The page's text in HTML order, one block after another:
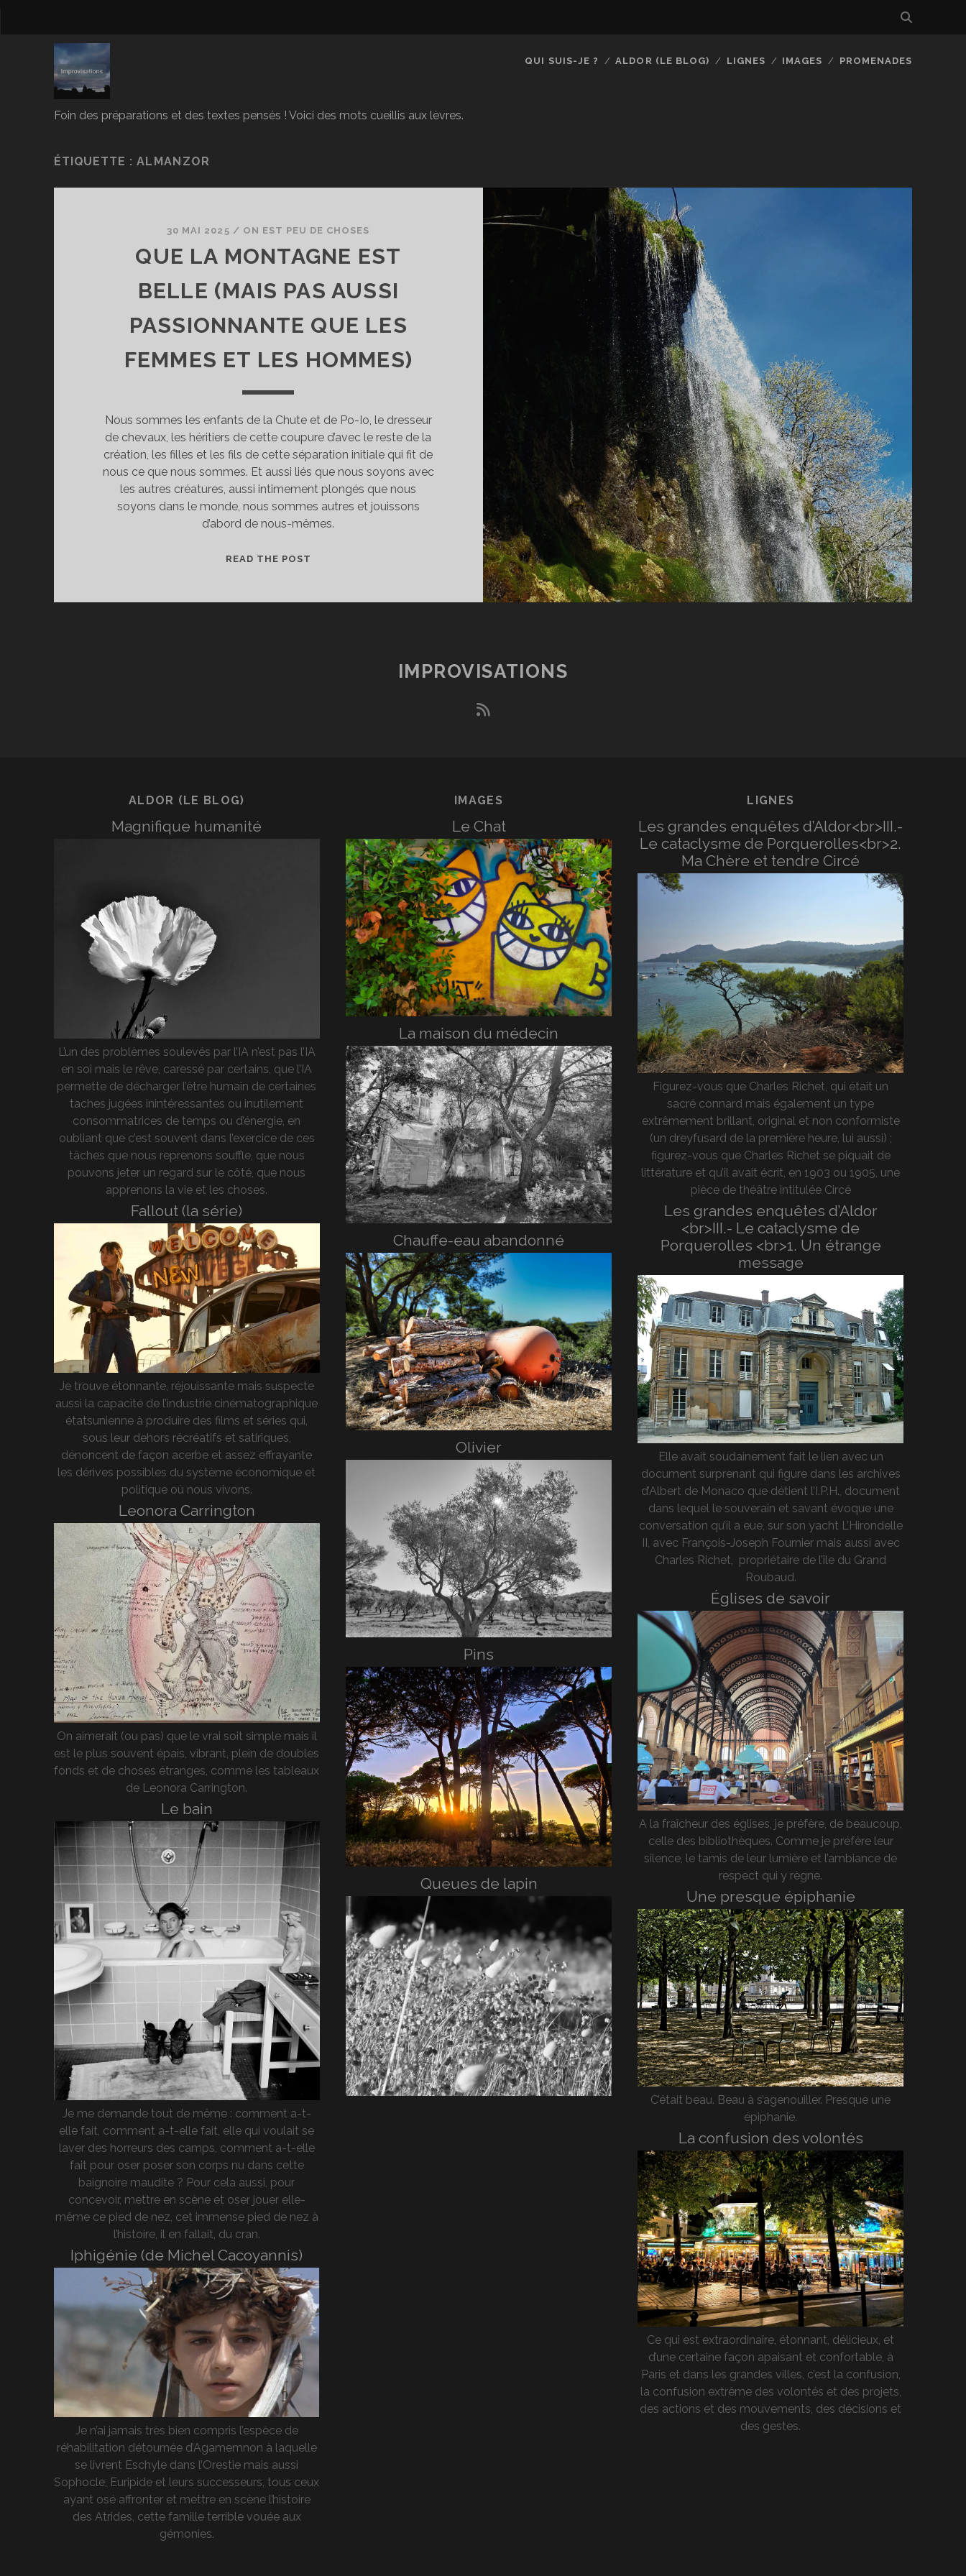
Foin des préparations et des textes pensés ! Voici des mots cueillis aux lèvres.
QUI SUIS-JE ? ALDOR (LE BLOG) LIGNES IMAGES PROMENADES
ÉTIQUETTE :ALMANZOR
30 MAI 2025 / ON EST PEU DE CHOSES
QUE LA MONTAGNE EST
BELLE (MAIS PAS AUSSI
PASSIONNANTE QUE LES
FEMMES ET LES HOMMES)
Nous sommes les enfants de la Chute et de Po-Io, le dresseur
de chevaux, les héritiers de cette coupure d’avec le reste de la
création, les filles et les fils de cette séparation initiale qui fit de
nous ce que nous sommes. Et aussi liés que nous soyons avec
les autres créatures, aussi intimement plongés que nous
soyons dans le monde, nous sommes autres et jouissons
d’abord de nous-mêmes.
READ THE POST
IMPROVISATIONS
rss
ALDOR (LE BLOG)
Magnifique humanité
L’un des problèmes soulevés par l’IA n’est pas l’IA
en soi mais le rêve, caressé par certains, que l’IA
permette de décharger l’être humain de certaines
taches jugées inintéressantes ou inutilement
consommatrices de temps ou d’énergie, en
oubliant que c’est souvent dans l’exercice de ces
tâches que nous reprenons souffle, que nous
pouvons jeter un regard sur le côté, que nous
apprenons la vie et les choses.
Fallout (la série)
Je trouve étonnante, réjouissante mais suspecte
aussi la capacité de l’industrie cinématographique
étatsunienne à produire des films et séries qui,
sous leur dehors récréatifs et satiriques,
dénoncent de façon acerbe et assez effrayante
les dérives possibles du système économique et
politique où nous vivons.
Leonora Carrington
On aimerait (ou pas) que le vrai soit simple mais il
est le plus souvent épais, vibrant, plein de doubles
fonds et de choses étranges, comme les tableaux
de Leonora Carrington.
Le bain
Je me demande tout de même : comment a-t-
elle fait, comment a-t-elle fait, elle qui voulait se
laver des horreurs des camps, comment a-t-elle
fait pour oser poser son corps nu dans cette
baignoire maudite ? Pour cela aussi, pour
concevoir, mettre en scène et oser jouer elle-
même ce pied de nez, cet immense pied de nez à
l’histoire, il en fallait, du cran.
Iphigénie (de Michel Cacoyannis)
Je n’ai jamais très bien compris l’espèce de
réhabilitation détournée d’Agamemnon à laquelle
se livrent Eschyle dans l’Orestie mais aussi
Sophocle, Euripide et leurs successeurs, tous ceux
ayant osé affronter et mettre en scène l’histoire
des Atrides, cette famille terrible vouée aux
gémonies.
IMAGES
Le Chat
La maison du médecin
Chauffe-eau abandonné
Olivier
Pins
Queues de lapin
LIGNES
Les grandes enquêtes d’Aldor<br>III.-
Le cataclysme de Porquerolles<br>2.
Ma Chère et tendre Circé
Figurez-vous que Charles Richet, qui était un
sacré connard mais également un type
extrêmement brillant, original et non conformiste
(un dreyfusard de la première heure, lui aussi) ;
figurez-vous que Charles Richet se piquait de
littérature et qu’il avait écrit, en 1903 ou 1905, une
pièce de théâtre intitulée Circé
Les grandes enquêtes d’Aldor
<br>III.- Le cataclysme de
Porquerolles <br>1. Un étrange
message
Elle avait soudainement fait le lien avec un
document surprenant qui figure dans les archives
d’Albert de Monaco que détient l’I.P.H., document
dans lequel le souverain et savant évoque une
conversation qu’il a eue, sur son yacht L’Hirondelle
II, avec François-Joseph Fournier mais aussi avec
Charles Richet, propriétaire de l’île du Grand
Roubaud.
Églises de savoir
A la fraîcheur des églises, je préfère, de beaucoup,
celle des bibliothèques. Comme je préfère leur
silence, le tamis de leur lumière et l’ambiance de
respect qui y règne.
Une presque épiphanie
C’était beau. Beau à s’agenouiller. Presque une
épiphanie.
La confusion des volontés
Ce qui est extraordinaire, étonnant, délicieux, et
d’une certaine façon apaisant et confortable, à
Paris et dans les grandes villes, c’est la confusion,
la confusion extrême des volontés et des projets,
des actions et des mouvements, des décisions et
des gestes.